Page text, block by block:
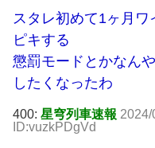
スタレ初めて1ヶ月
ピキする
懲罰モードとかなん
したくなったわ
400: 星穹列車速報 2024/
ID:vuzkPDgVd